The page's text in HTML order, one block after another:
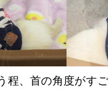
程、首の角度がす